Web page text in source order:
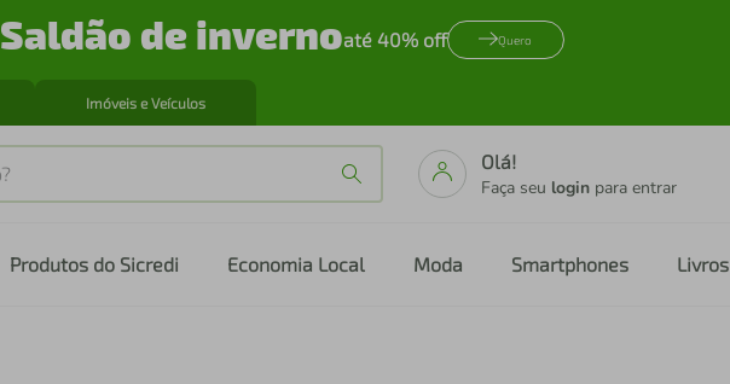
Saldão de invernoaté 40% off Quero
Imóveis e Veículos
Olá!
Faça seu login para entrar
Produtos do Sicredi Economia Local Moda Smartphones Livros